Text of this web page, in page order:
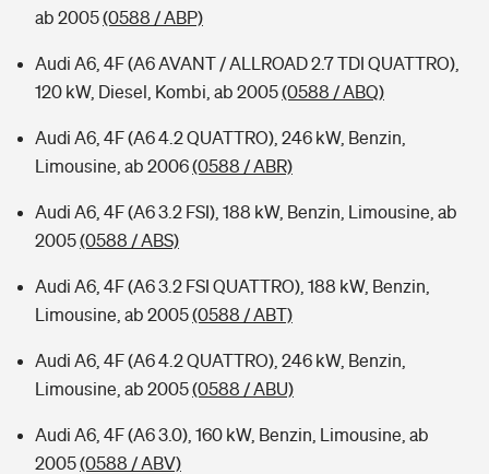
ab 2005(0588 / ABP)
Audi A6, 4F (A6 AVANT / ALLROAD 2.7 TDI QUATTRO),
120 kW, Diesel, Kombi, ab 2005(0588 / ABQ)
Audi A6, 4F (A6 4.2 QUATTRO), 246 kW, Benzin,
Limousine, ab 2006(0588 / ABR)
Audi A6, 4F (A6 3.2 FSI), 188 kW, Benzin, Limousine, ab
2005(0588 / ABS)
Audi A6, 4F (A6 3.2 FSI QUATTRO), 188 kW, Benzin,
Limousine, ab 2005(0588 / ABT)
Audi A6, 4F (A6 4.2 QUATTRO), 246 kW, Benzin,
Limousine, ab 2005(0588 / ABU)
Audi A6, 4F (A6 3.0), 160 kW, Benzin, Limousine, ab
2005(0588 / ABV)